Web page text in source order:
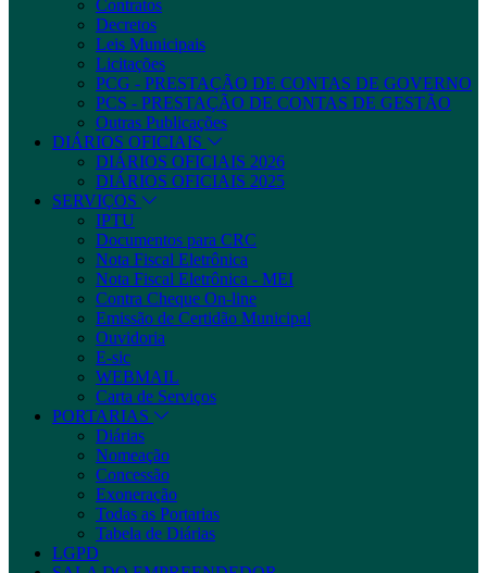
Contratos
Decretos
Leis Municipais
Licitações
PCG - PRESTAÇÃO DE CONTAS DE GOVERNO
PCS - PRESTAÇÃO DE CONTAS DE GESTÃO
Outras Publicações
DIÁRIOS OFICIAIS
DIÁRIOS OFICIAIS 2026
DIÁRIOS OFICIAIS 2025
SERVIÇOS
IPTU
Documentos para CRC
Nota Fiscal Eletrônica
Nota Fiscal Eletrônica - MEI
Contra Cheque On-line
Emissão de Certidão Municipal
Ouvidoria
E-sic
WEBMAIL
Carta de Serviços
PORTARIAS
Diárias
Nomeação
Concessão
Exoneração
Todas as Portarias
Tabela de Diárias
LGPD